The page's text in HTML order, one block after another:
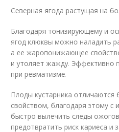
Северная ягода растущая на
Благодаря тонизирующему и
ягод клюквы можно наладить
а ее жаропонижающее
и утоляет жажду. Эффективно
при ревматизме.
Плоды кустарника отличаются
свойством, благодаря этому
быстро вылечить следы
предотвратить риск кариеса и